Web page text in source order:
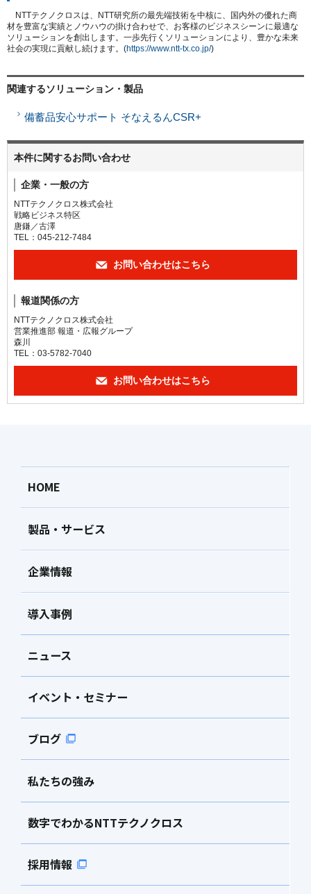
NTTテクノクロスは、NTT研究所の最先端技術を中核に、国内外の優れた商
材を豊富な実績とノウハウの掛け合わせで、お客様のビジネスシーンに最適な
ソリューションを創出します。一歩先行くソリューションにより、豊かな未来
社会の実現に貢献し続けます。(https://www.ntt-tx.co.jp/)
関連するソリューション・製品
備蓄品安心サポート そなえるんCSR+
本件に関するお問い合わせ
企業・一般の方
NTTテクノクロス株式会社
戦略ビジネス特区
唐鎌／古澤
TEL：045-212-7484
お問い合わせはこちら
報道関係の方
NTTテクノクロス株式会社
営業推進部 報道・広報グループ
森川
TEL：03-5782-7040
お問い合わせはこちら
HOME
製品・サービス
企業情報
導入事例
ニュース
イベント・セミナー
ブログ
私たちの強み
数字でわかるNTTテクノクロス
採用情報